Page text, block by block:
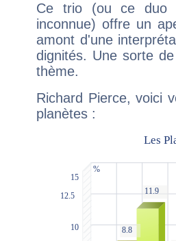
Ce trio (ou ce duo
inconnue) offre un
amont d'une
dignités. Une sorte
thème.
Richard Pierce, voici
planètes :